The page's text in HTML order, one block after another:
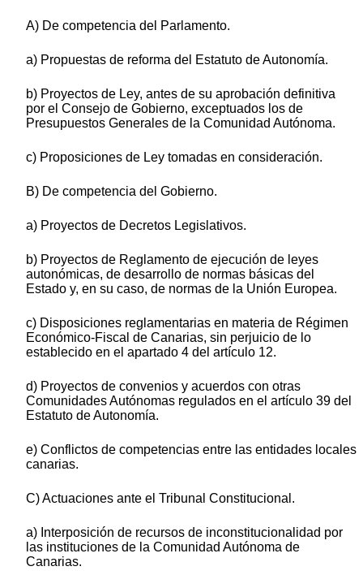
A) De competencia del Parlamento.
a) Propuestas de reforma del Estatuto de Autonomía.
b) Proyectos de Ley, antes de su aprobación definitiva
por el Consejo de Gobierno, exceptuados los de
Presupuestos Generales de la Comunidad Autónoma.
c) Proposiciones de Ley tomadas en consideración.
B) De competencia del Gobierno.
a) Proyectos de Decretos Legislativos.
b) Proyectos de Reglamento de ejecución de leyes
autonómicas, de desarrollo de normas básicas del
Estado y, en su caso, de normas de la Unión Europea.
c) Disposiciones reglamentarias en materia de Régimen
Económico-Fiscal de Canarias, sin perjuicio de lo
establecido en el apartado 4 del artículo 12.
d) Proyectos de convenios y acuerdos con otras
Comunidades Autónomas regulados en el artículo 39 del
Estatuto de Autonomía.
e) Conflictos de competencias entre las entidades locales
canarias.
C) Actuaciones ante el Tribunal Constitucional.
a) Interposición de recursos de inconstitucionalidad por
las instituciones de la Comunidad Autónoma de
Canarias.